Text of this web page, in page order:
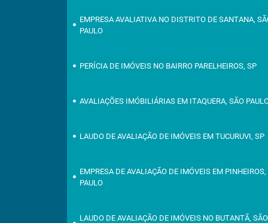
EMPRESA AVALIATIVA NO DISTRITO DE SANTANA,
PAULO
PERÍCIA DE IMÓVEIS NO BAIRRO PARELHEIROS, SP
AVALIAÇÕES IMÓBILIÁRIAS EM ITAQUERA, SÃO
LAUDO DE AVALIAÇÃO DE IMÓVEIS EM TUCURUVI, SP
EMPRESA DE AVALIAÇÃO DE IMÓVEIS EM PINHEIROS,
PAULO
LAUDO DE AVALIAÇÃO DE IMÓVEIS NO BUTANTÃ, SÃO